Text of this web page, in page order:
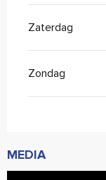
Zaterdag
Zondag
MEDIA